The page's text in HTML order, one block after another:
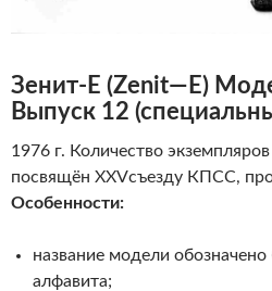
Зенит-Е (Zenit— E)
Выпуск 12
1976 г. Количество
посвящён XXVсъезду КПСС,
Особенности:
название модели
алфавита;